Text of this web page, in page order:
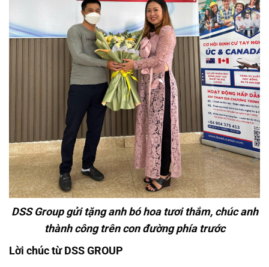
DSS Group gửi tặng anh bó hoa tươi thắm, chúc anh
thành công trên con đường phía trước
Lời chúc từ DSS GROUP